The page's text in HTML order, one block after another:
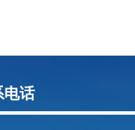
电话